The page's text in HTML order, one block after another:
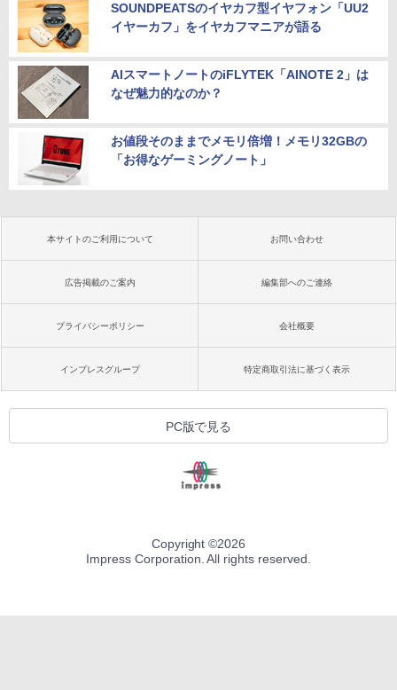
SOUNDPEATSのイヤカフ型イヤフォン「UU2
イヤーカフ」をイヤカフマニアが語る
AIスマートノートのiFLYTEK「AINOTE 2」は
なぜ魅力的なのか？
お値段そのままでメモリ倍増！メモリ32GBの
「お得なゲーミングノート」
本サイトのご利用について お問い合わせ
広告掲載のご案内 編集部へのご連絡
プライバシーポリシー 会社概要
インプレスグループ 特定商取引法に基づく表示
PC版で見る
Copyright ©2026
Impress Corporation. All rights reserved.